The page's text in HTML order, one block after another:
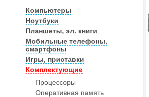
Компьютеры
Ноутбуки
Планшеты, эл. книги
Мобильные телефоны,
смартфоны
Игры, приставки
Комплектующие
Процессоры
Оперативная память